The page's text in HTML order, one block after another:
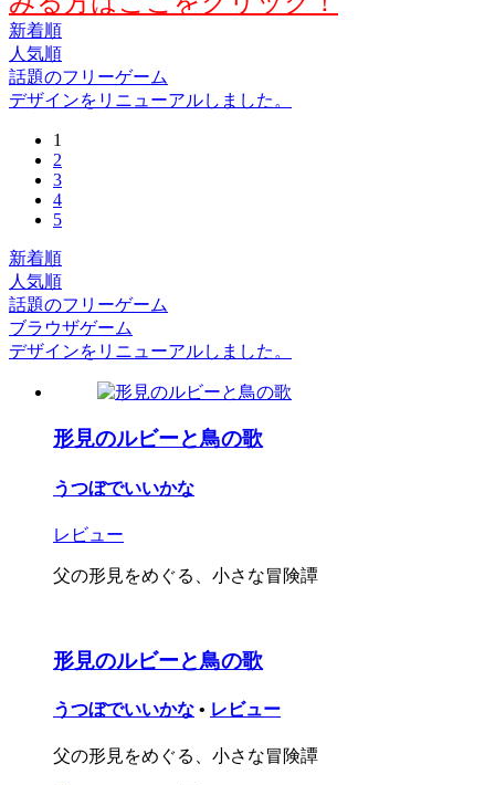
新着順
人気順
話題のフリーゲーム
デザインをリニューアルしました。
1
2
3
4
5
新着順
人気順
話題のフリーゲーム
ブラウザゲーム
デザインをリニューアルしました。
形見のルビーと鳥の歌
うつぼでいいかな
レビュー
父の形見をめぐる、小さな冒険譚
形見のルビーと鳥の歌
うつぼでいいかな • レビュー
父の形見をめぐる、小さな冒険譚